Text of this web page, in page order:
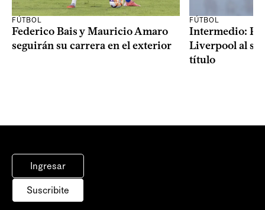
FÚTBOL
Federico Bais y Mauricio Amaro
seguirán su carrera en el exterior
FÚTBOL
Intermedio:
Liverpool al
título
Ingresar
Suscribite